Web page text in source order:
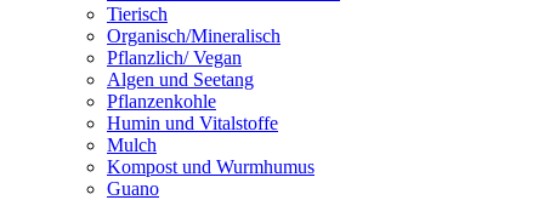
Tierisch
Organisch/Mineralisch
Pflanzlich/ Vegan
Algen und Seetang
Pflanzenkohle
Humin und Vitalstoffe
Mulch
Kompost und Wurmhumus
Guano